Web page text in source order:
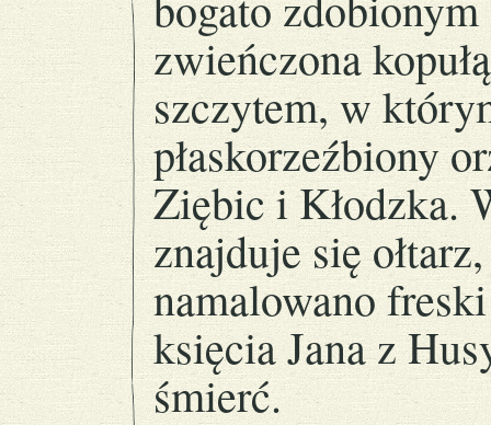
zwieńczona
szczytem, w
płaskorzeźbiony
Ziębic i Kłodzka.
znajduje się
namalowano
księcia Jana z
śmierć.